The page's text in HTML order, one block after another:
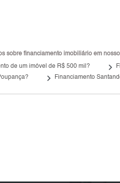
sobre financiamento imobiliário em
de um imóvel de R$ 500 mil? keyboard_arrow_right
keyboard_arrow_right Financiamento